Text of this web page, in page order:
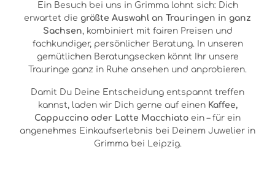
Ein Besuch bei uns in Grimma lohnt sich: Dich
erwartet die größte Auswahl an Trauringen in ganz
Sachsen, kombiniert mit fairen Preisen und
fachkundiger, persönlicher Beratung. In unseren
gemütlichen Beratungsecken könnt Ihr unsere
Trauringe ganz in Ruhe ansehen und anprobieren.
Damit Du Deine Entscheidung entspannt treffen
kannst, laden wir Dich gerne auf einen Kaffee,
Cappuccino oder Latte Macchiato ein – für ein
angenehmes Einkaufserlebnis bei Deinem Juwelier in
Grimma bei Leipzig.